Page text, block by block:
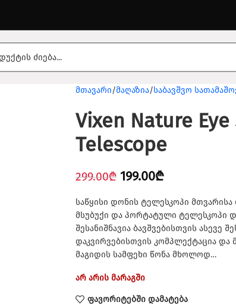
მთავარი მაღაზია საბავშვო
Vixen Nature Eye
Telescope
299.00₾ 199.00₾
საწყისი დონის ტელესკოპი
მსუბუქი და პორტატული ტელესკოპი
შესანიშნავია ბავშვებისთვის ასევე
დაკვირვებისთვის კომპლექტაცია
მაგიდის სამფეხი წონა მხოლოდ…
არ არის მარაგში
ფავორიტებში დამატება